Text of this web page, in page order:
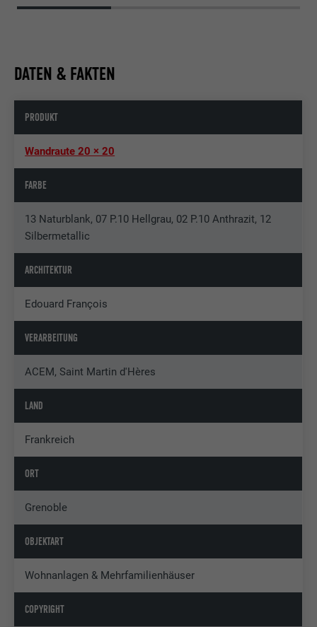
DATEN & FAKTEN
PRODUKT
Wandraute 20 × 20
FARBE
13 Naturblank, 07 P.10 Hellgrau, 02 P.10 Anthrazit, 12
Silbermetallic
ARCHITEKTUR
Edouard François
VERARBEITUNG
ACEM, Saint Martin d'Hères
LAND
Frankreich
ORT
Grenoble
OBJEKTART
Wohnanlagen & Mehrfamilienhäuser
COPYRIGHT